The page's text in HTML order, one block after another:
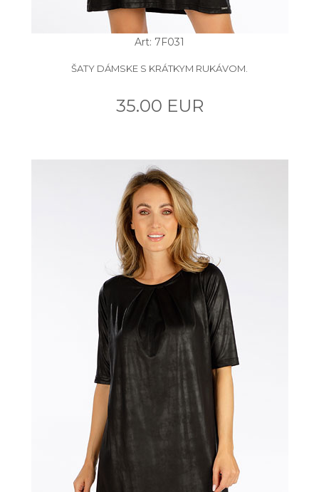
Art: 7F031
ŠATY DÁMSKE S KRÁTKYM RUKÁVOM.
35.00 EUR